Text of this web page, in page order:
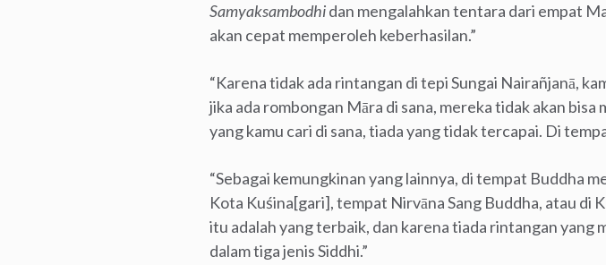
Samyaksambodhidan mengalahkan tentara dari empat
akan cepat memperoleh keberhasilan.”
“Karena tidak ada rintangan di tepi Sungai Nairañjanā,
jika ada rombongan Māra di sana, mereka tidak akan
yang kamu cari di sana, tiada yang tidak tercapai. Di
“Sebagai kemungkinan yang lainnya, di tempat Buddha
Kota Kuśina[gari], tempat Nirvāna Sang Buddha, atau
itu adalah yang terbaik, dan karena tiada rintangan yang
dalam tiga jenis Siddhi.”